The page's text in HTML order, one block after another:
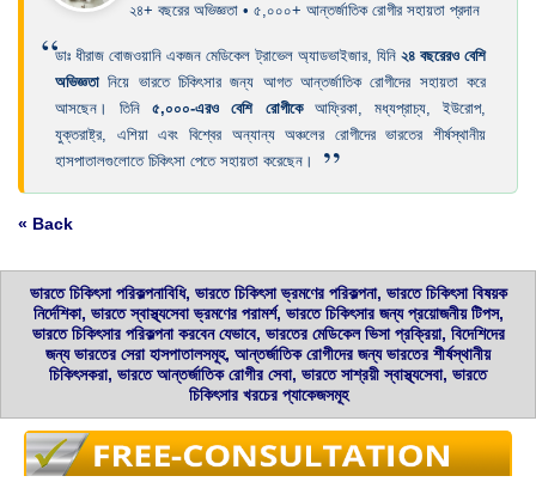
২৪+ বছরের অভিজ্ঞতা • ৫,০০০+ আন্তর্জাতিক রোগীর সহায়তা প্রদান
“ডাঃ ধীরাজ বোজওয়ানি একজন মেডিকেল ট্রাভেল অ্যাডভাইজার, যিনি ২৪ বছরেরও বেশি
অভিজ্ঞতা নিয়ে ভারতে চিকিৎসার জন্য আগত আন্তর্জাতিক রোগীদের সহায়তা করে
আসছেন। তিনি৫,০০০-এরও বেশি রোগীকেআফ্রিকা, মধ্যপ্রাচ্য, ইউরোপ,
যুক্তরাষ্ট্র, এশিয়া এবং বিশ্বের অন্যান্য অঞ্চলের রোগীদের ভারতের শীর্ষস্থানীয়
হাসপাতালগুলোতে চিকিৎসা পেতে সহায়তা করেছেন।
”
« Back
ভারতে চিকিৎসা পরিকল্পনাবিধি, ভারতে চিকিৎসা ভ্রমণের পরিকল্পনা, ভারতে চিকিৎসা বিষয়ক
নির্দেশিকা, ভারতে স্বাস্থ্যসেবা ভ্রমণের পরামর্শ, ভারতে চিকিৎসার জন্য প্রয়োজনীয় টিপস,
ভারতে চিকিৎসার পরিকল্পনা করবেন যেভাবে, ভারতের মেডিকেল ভিসা প্রক্রিয়া, বিদেশিদের
জন্য ভারতের সেরা হাসপাতালসমূহ, আন্তর্জাতিক রোগীদের জন্য ভারতের শীর্ষস্থানীয়
চিকিৎসকরা, ভারতে আন্তর্জাতিক রোগীর সেবা, ভারতে সাশ্রয়ী স্বাস্থ্যসেবা, ভারতে
চিকিৎসার খরচের প্যাকেজসমূহ